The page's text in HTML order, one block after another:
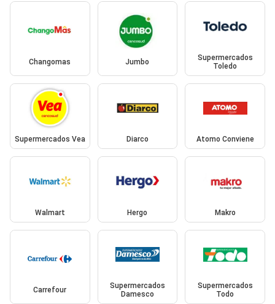
Changomas Jumbo
Supermercados
Toledo
Supermercados Vea Diarco Atomo Conviene
Walmart Hergo Makro
Carrefour
Supermercados
Damesco
Supermercados
Todo